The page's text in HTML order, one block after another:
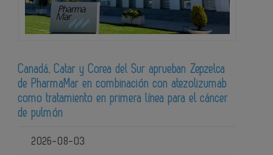
Canadá, Catar y Corea del Sur aprueban Zepzelca
de PharmaMar en combinación con atezolizumab
como tratamiento en primera línea para el cáncer
de pulmón
2026-08-03